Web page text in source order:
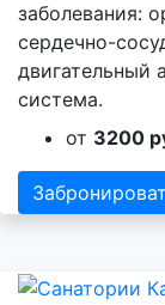
заболевания:
сердечно-
двигательный
система.
от 3200